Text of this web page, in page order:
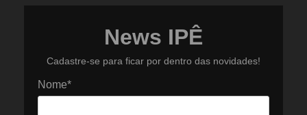
News IPÊ
Cadastre-se para ficar por dentro das novidades!
Nome*